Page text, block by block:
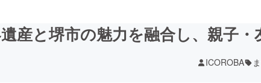
産と堺市の魅力を融合し、親子
ICOROBA